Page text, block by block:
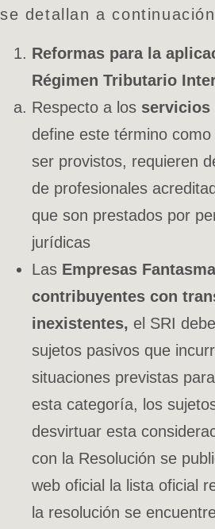
se detallan a
Reformas para la
Régimen Tributario
Respecto a los servicios
define este término
ser provistos, requieren
de profesionales
que son prestados por
jurídicas
Las Empresas
contribuyentes con
inexistentes, el SRI
sujetos pasivos que
situaciones previstas
esta categoría, los
desvirtuar esta
con la Resolución se
web oficial la lista oficial
la resolución se